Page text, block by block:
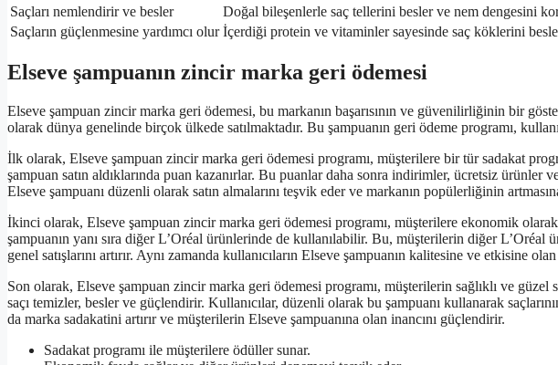
Saçları nemlendirir ve besler
Doğal bileşenlerle saç tellerini besler ve nem dengesini
Saçların güçlenmesine yardımcı olur İçerdiği protein ve vitaminler sayesinde saç köklerini
Elseve şampuanın zincir marka geri ödemesi
Elseve şampuan zincir marka geri ödemesi, bu markanın başarısının ve güvenilirliğinin bir
olarak dünya genelinde birçok ülkede satılmaktadır. Bu şampuanın geri ödeme programı,
İlk olarak, Elseve şampuan zincir marka geri ödemesi programı, müşterilere bir tür sadakat
şampuan satın aldıklarında puan kazanırlar. Bu puanlar daha sonra indirimler, ücretsiz
Elseve şampuanı düzenli olarak satın almalarını teşvik eder ve markanın popülerliğinin
İkinci olarak, Elseve şampuan zincir marka geri ödemesi programı, müşterilere ekonomik
şampuanın yanı sıra diğer L’Oréal ürünlerinde de kullanılabilir. Bu, müşterilerin diğer L’Oréal
genel satışlarını artırır. Aynı zamanda kullanıcıların Elseve şampuanın kalitesine ve etkisine
Son olarak, Elseve şampuan zincir marka geri ödemesi programı, müşterilerin sağlıklı ve güzel
saçı temizler, besler ve güçlendirir. Kullanıcılar, düzenli olarak bu şampuanı kullanarak
da marka sadakatini artırır ve müşterilerin Elseve şampuanına olan inancını güçlendirir.
Sadakat programı ile müşterilere ödüller sunar.